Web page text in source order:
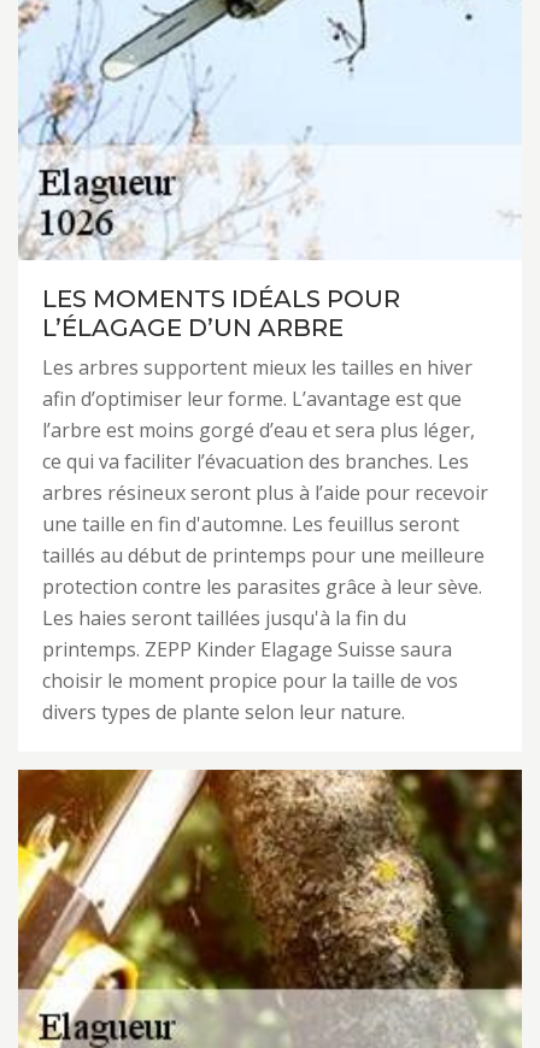
LES MOMENTS IDÉALS POUR
L’ÉLAGAGE D’UN ARBRE
Les arbres supportent mieux les tailles en hiver
afin d’optimiser leur forme. L’avantage est que
l’arbre est moins gorgé d’eau et sera plus léger,
ce qui va faciliter l’évacuation des branches. Les
arbres résineux seront plus à l’aide pour recevoir
une taille en fin d'automne. Les feuillus seront
taillés au début de printemps pour une meilleure
protection contre les parasites grâce à leur sève.
Les haies seront taillées jusqu'à la fin du
printemps. ZEPP Kinder Elagage Suisse saura
choisir le moment propice pour la taille de vos
divers types de plante selon leur nature.